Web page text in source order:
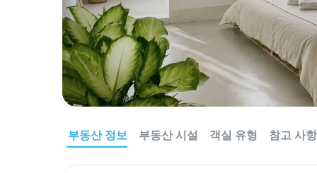
부동산 정보 부동산 시설 객실 유형 참고 사항